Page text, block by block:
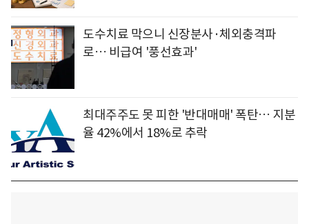
도수치료 막으니 신장분사·체외충격파
로… 비급여 '풍선효과'
최대주주도 못 피한 '반대매매' 폭탄… 지분
율 42%에서 18%로 추락